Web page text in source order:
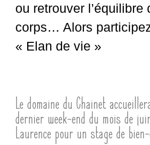
ou retrouver l’équilibre
corps… Alors
« Elan de vie »
Le domaine du Chainet
dernier week-end du mois de
Laurence pour un stage de